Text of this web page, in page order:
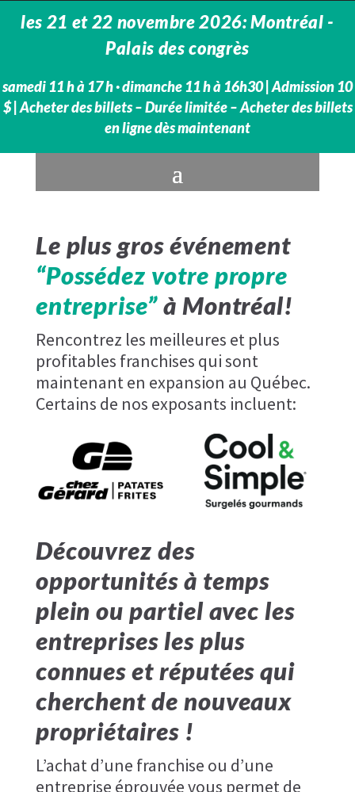
les 21 et 22 novembre 2026: Montréal -
Palais des congrès
samedi 11 h à 17 h · dimanche 11 h à 16h30 | Admission 10
$ | Acheter des billets – Durée limitée – Acheter des billets
en ligne dès maintenant
Le plus gros événement
“Possédez votre propre
entreprise”à Montréal!
Rencontrez les meilleures et plus
profitables franchises qui sont
maintenant en expansion au Québec.
Certains de nos exposants incluent:
Découvrez des
opportunités à temps
plein ou partiel avec les
entreprises les plus
connues et réputées qui
cherchent de nouveaux
propriétaires !
L’achat d’une franchise ou d’une
entreprise éprouvée vous permet de